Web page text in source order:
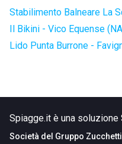
Stabilimento Balneare La
Il Bikini - Vico Equense
Lido Punta Burrone -
Spiagge.it è una soluzione
Società del Gruppo Zucchetti